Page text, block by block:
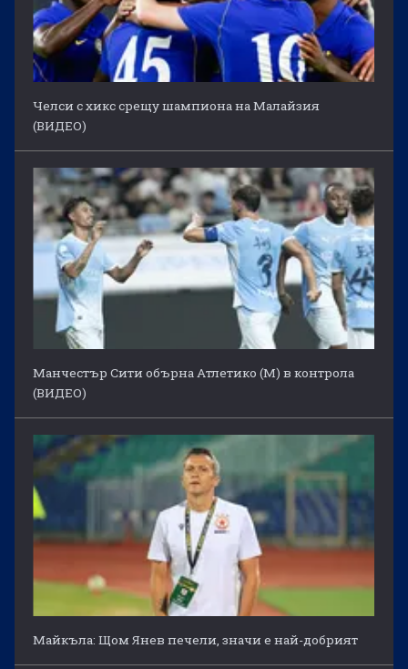
Челси с хикс срещу шампиона на Малайзия
(ВИДЕО)
Манчестър Сити обърна Атлетико (М) в контрола
(ВИДЕО)
Майкъла: Щом Янев печели, значи е най-добрият